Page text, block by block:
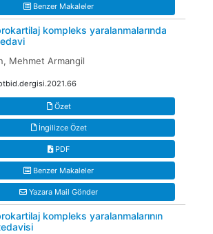
Benzer Makaleler
kompleks yaralanmalarında
Mehmet Armangil
Özet
İngilizce Özet
PDF
Benzer Makaleler
Yazara Mail Gönder
kompleks yaralanmalarının